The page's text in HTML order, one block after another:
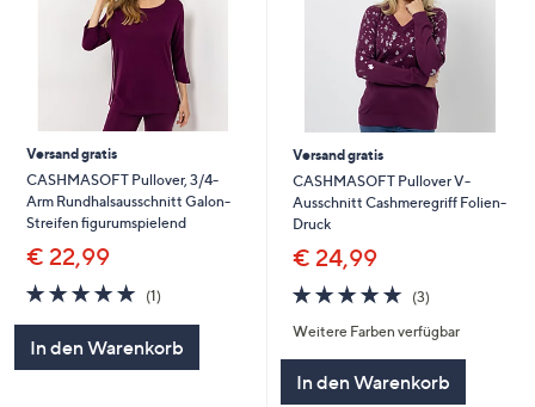
um
diese
anzuzeigen.
Versand gratis
CASHMASOFT Pullover, 3/4-
Arm Rundhalsausschnitt Galon-
Streifen figurumspielend
€ 22,99
5.0
von
(1)1
In den Warenkorb
Versand gratis
CASHMASOFT Pullover V-
Ausschnitt Cashmeregriff Folien-
Druck
€ 24,99
4.7
von
5
(3)3
Weitere Farben verfügbar
In den Warenkorb